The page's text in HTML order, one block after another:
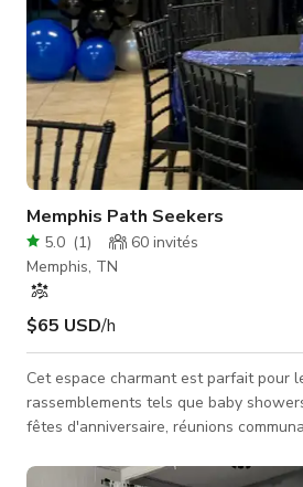
Memphis Path Seekers
5.0 (1) 60 invités
Memphis, TN
$65 USD/h
Cet espace charmant est parfait pour
rassemblements tels que baby
fêtes d'anniversaire, réunions
accueillir jusqu'à 50 personnes. 2 toilettes confortables. Une